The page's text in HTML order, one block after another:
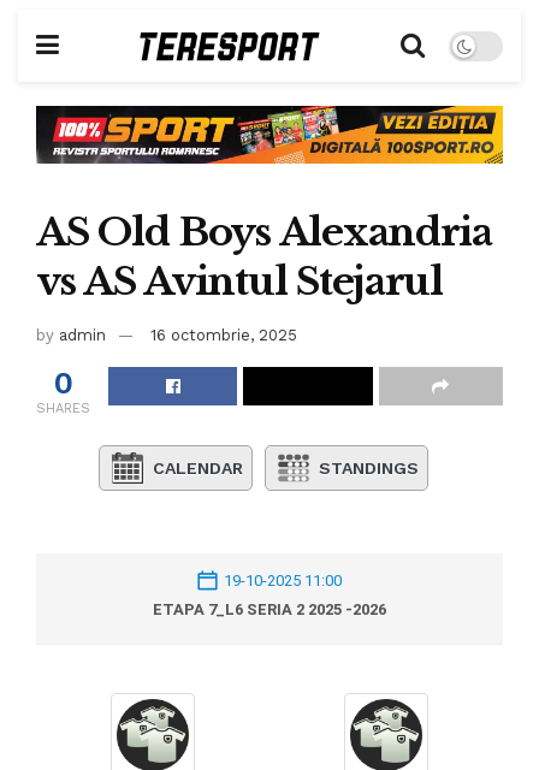
AS Old Boys Alexandria
vs AS Avintul Stejarul
by admin 16 octombrie, 2025
0
SHARES
CALENDAR STANDINGS
19-10-2025 11:00
ETAPA 7_L6 SERIA 2 2025 -2026